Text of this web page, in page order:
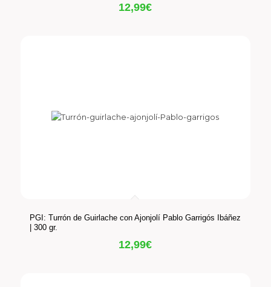
12,99€
PGI: Turrón de Guirlache con Ajonjolí Pablo Garrigós Ibáñez
| 300 gr.
12,99€